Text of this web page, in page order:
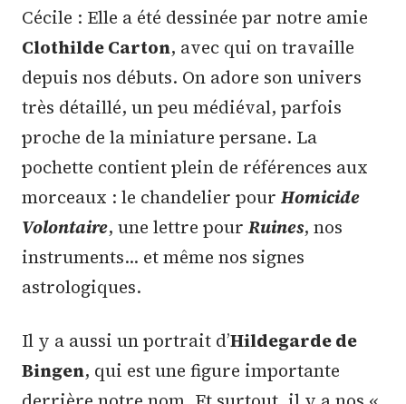
Cécile : Elle a été dessinée par notre amie
Clothilde Carton, avec qui on travaille
depuis nos débuts. On adore son univers
très détaillé, un peu médiéval, parfois
proche de la miniature persane. La
pochette contient plein de références aux
morceaux : le chandelier pour Homicide
Volontaire, une lettre pour Ruines, nos
instruments… et même nos signes
astrologiques.
Il y a aussi un portrait d’Hildegarde de
Bingen, qui est une figure importante